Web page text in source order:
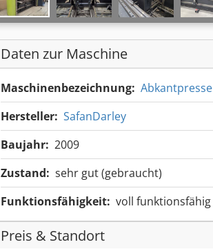
Daten zur Maschine
Maschinenbezeichnung: Abkantpresse
Hersteller: SafanDarley
Baujahr: 2009
Zustand: sehr gut (gebraucht)
Funktionsfähigkeit: voll funktionsfähig
Preis & Standort